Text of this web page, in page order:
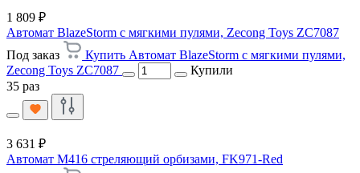
1 809 ₽
Автомат BlazeStorm с мягкими пулями, Zecong Toys ZC7087
Под заказ
Купить Автомат BlazeStorm с мягкими пулями,
Zecong Toys ZC7087
Купили
35 раз
3 631 ₽
Автомат M416 стреляющий орбизами, FK971-Red